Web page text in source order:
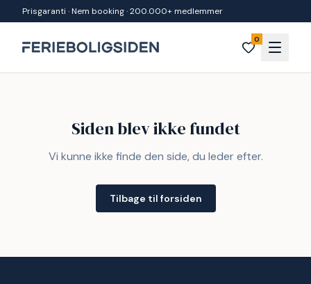
Spring til indhold
Prisgaranti · Nem booking · 200.000+ medlemmer
0
Siden blev ikke fundet
Vi kunne ikke finde den side, du leder efter.
Tilbage til forsiden